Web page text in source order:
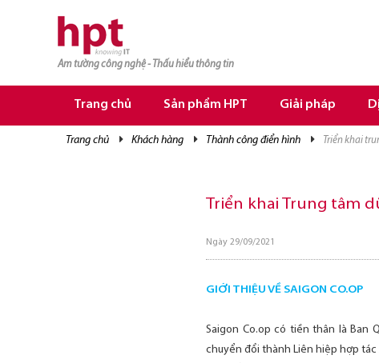
Am tường công nghệ - Thấu hiểu thông tin
Trang chủ Sản phẩm HPT Giải pháp
trang chủ khách hàng thành công điển hình triển khai
Triển khai Trung tâm
Ngày 29/09/2021
GIỚI THIỆU VỀ SAIGON CO.OP
Saigon Co.op có tiền thân là Ban
chuyển đổi thành Liên hiệp hợp tác
TRANG CHỦ
TRANG CHỦ